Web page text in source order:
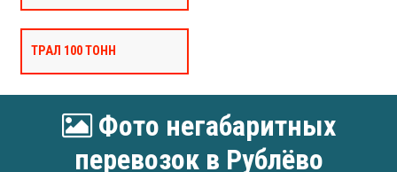
ТРАЛ 100 ТОНН
Фото негабаритных
перевозок в Рублёво